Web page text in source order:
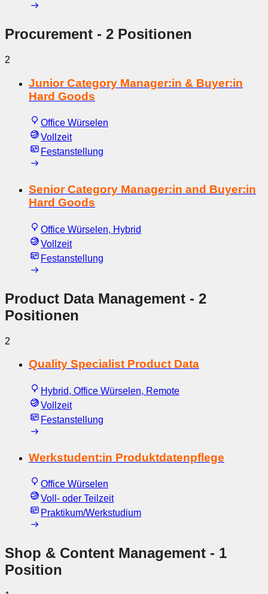
Procurement - 2 Positionen
2
Junior Category Manager:in & Buyer:in
Hard Goods
Office Würselen
Vollzeit
Festanstellung
Senior Category Manager:in and Buyer:in
Hard Goods
Office Würselen, Hybrid
Vollzeit
Festanstellung
Product Data Management - 2
Positionen
2
Quality Specialist Product Data
Hybrid, Office Würselen, Remote
Vollzeit
Festanstellung
Werkstudent:in Produktdatenpflege
Office Würselen
Voll- oder Teilzeit
Praktikum/Werkstudium
Shop & Content Management - 1
Position